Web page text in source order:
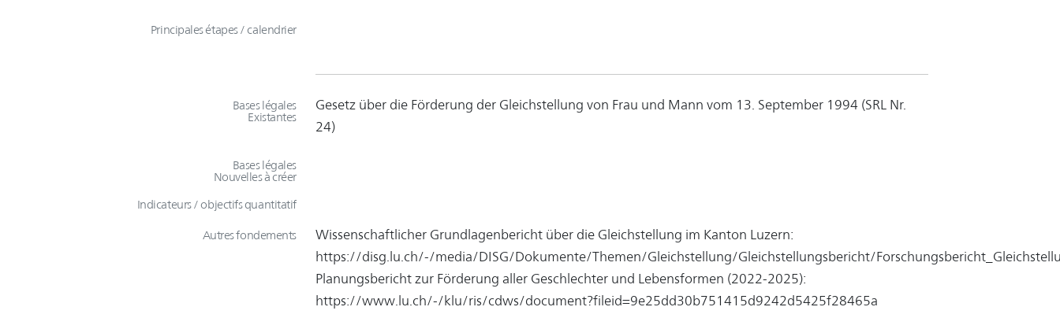
Principales étapes / calendrier
Bases légales
Existantes
Gesetz über die Förderung der Gleichstellung von Frau und Mann vom 13. September 1994 (SRL Nr.
24)
Bases légales
Nouvelles à créer
Indicateurs / objectifs quantitatif
Autres fondements
Wissenschaftlicher Grundlagenbericht über die Gleichstellung im Kanton Luzern:
https://disg.lu.ch/-/media/DISG/Dokumente/Themen/Gleichstellung/Gleichstellungsbericht/
Planungsbericht zur Förderung aller Geschlechter und Lebensformen (2022-2025):
https://www.lu.ch/-/klu/ris/cdws/document?fileid=9e25dd30b751415d9242d5425f28465a